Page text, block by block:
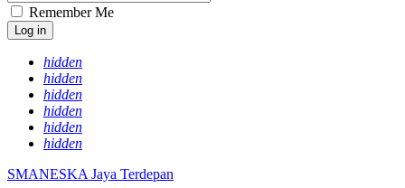
Remember Me
Log in
hidden
hidden
hidden
hidden
hidden
hidden
SMANESKA Jaya Terdepan